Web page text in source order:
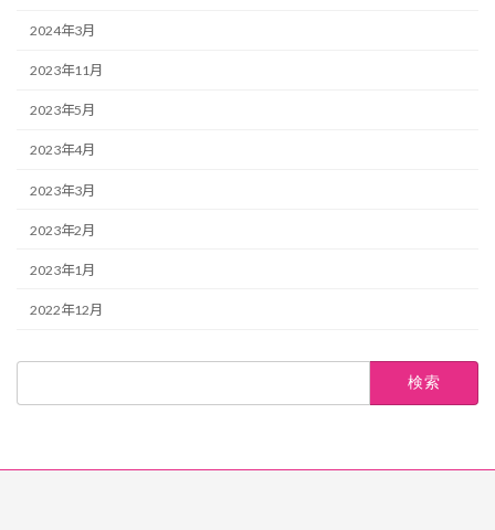
2024年3月
2023年11月
2023年5月
2023年4月
2023年3月
2023年2月
2023年1月
2022年12月